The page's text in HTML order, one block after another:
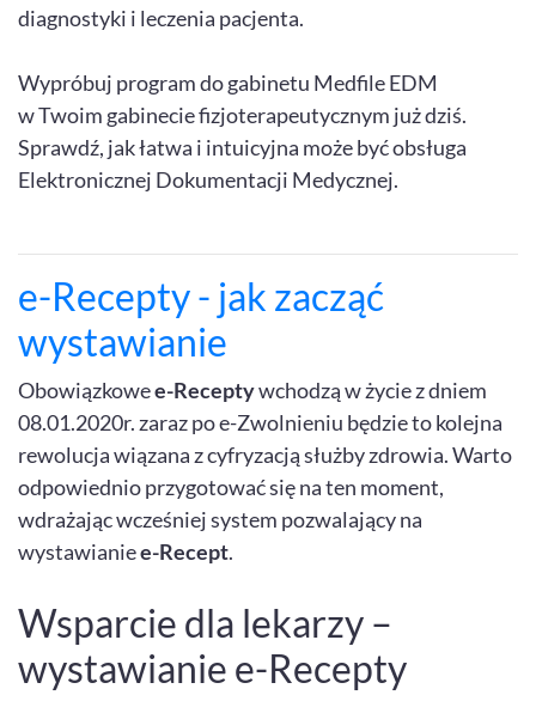
diagnostyki i leczenia pacjenta.
Wypróbuj program do gabinetu Medfile EDM
w Twoim gabinecie fizjoterapeutycznym już dziś.
Sprawdź, jak łatwa i intuicyjna może być obsługa
Elektronicznej Dokumentacji Medycznej.
e-Recepty - jak zacząć
wystawianie
Obowiązkowee-Receptywchodzą w życie z dniem
08.01.2020r. zaraz po e-Zwolnieniu będzie to kolejna
rewolucja wiązana z cyfryzacją służby zdrowia. Warto
odpowiednio przygotować się na ten moment,
wdrażając wcześniej system pozwalający na
wystawianiee-Recept.
Wsparcie dla lekarzy –
wystawianie e-Recepty